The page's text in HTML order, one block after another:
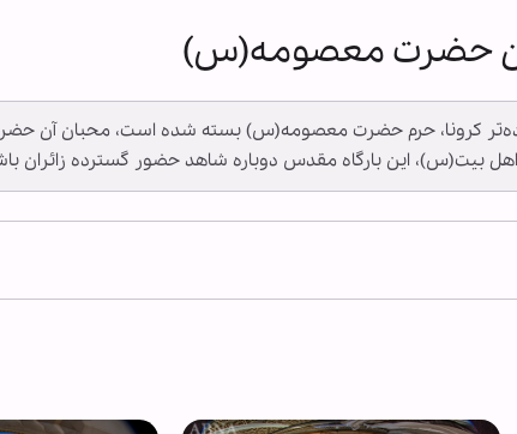
حضرت معصومه(س)
کرونا، حرم حضرت معصومه(س) بسته شده است، محبان آن
بیت(س)، این بارگاه مقدس دوباره شاهد حضور گسترده زائران